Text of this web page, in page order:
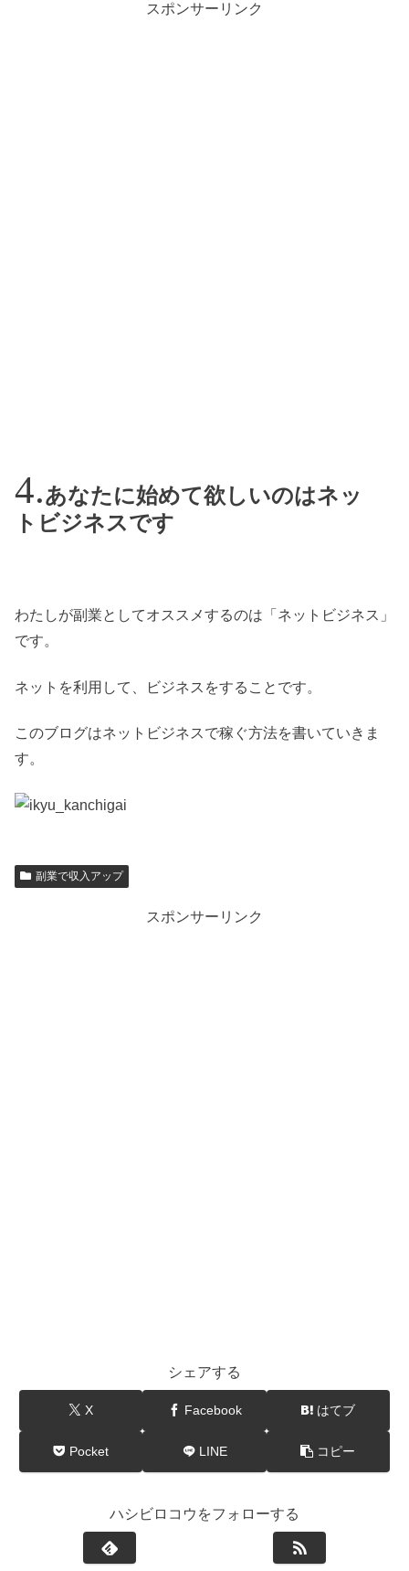
スポンサーリンク
あなたに始めて欲しいのはネッ
トビジネスです
わたしが副業としてオススメするのは「ネットビジネス」
です。
ネットを利用して、ビジネスをすることです。
このブログはネットビジネスで稼ぐ方法を書いていきま
す。
副業で収入アップ
スポンサーリンク
シェアする
X Facebook はてブ
Pocket LINE コピー
ハシビロコウをフォローする